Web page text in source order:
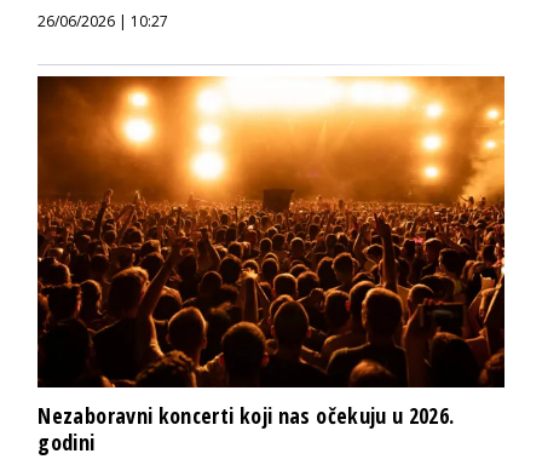
26/06/2026 | 10:27
Nezaboravni koncerti koji nas očekuju u 2026.
godini